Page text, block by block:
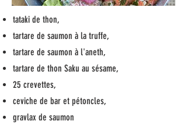
tataki de thon,
tartare de saumon à la truffe,
tartare de saumon à l'aneth,
tartare de thon Saku au sésame,
25 crevettes,
ceviche de bar et pétoncles,
gravlax de saumon